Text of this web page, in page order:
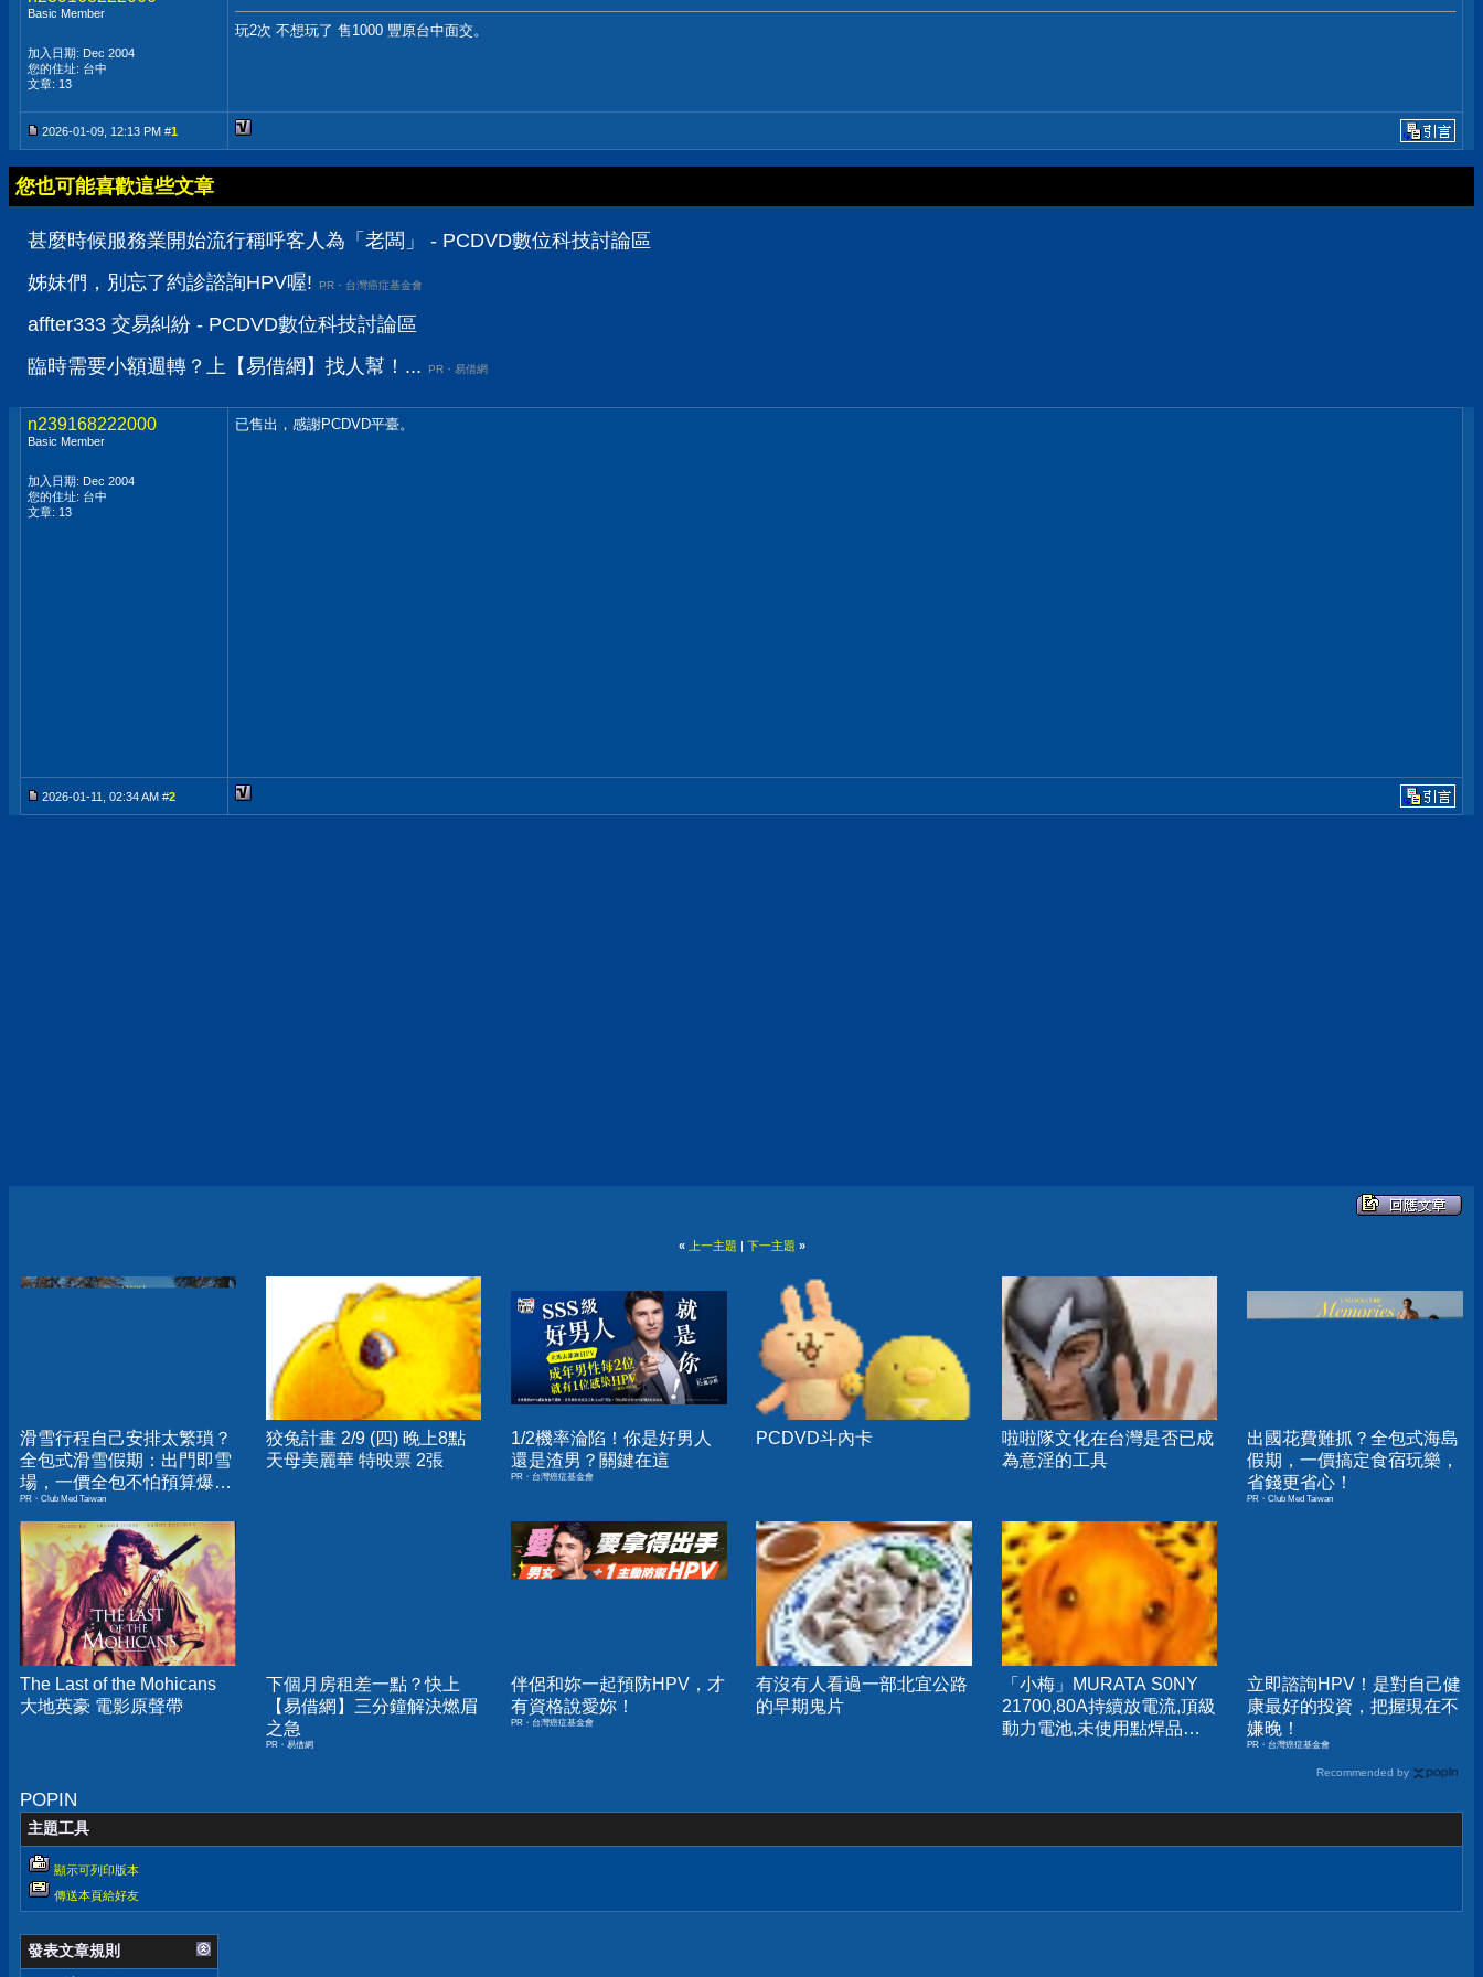
Basic Member
加入日期: Dec 2004
您的住址: 台中
文章: 13
玩2次 不想玩了 售1000 豐原台中面交。
2026-01-09, 12:13 PM #1
您也可能喜歡這些文章
甚麼時候服務業開始流行稱呼客人為「老闆」 - PCDVD數位科技討論區
姊妹們，別忘了約診諮詢HPV喔!
PR・台灣癌症基金會
affter333 交易糾紛 - PCDVD數位科技討論區
臨時需要小額週轉？上【易借網】找人幫！...
PR・易借網
n239168222000
Basic Member
加入日期: Dec 2004
您的住址: 台中
文章: 13
已售出，感謝PCDVD平臺。
2026-01-11, 02:34 AM #2
« 上一主題 | 下一主題 »
滑雪行程自己安排太繁瑣？
全包式滑雪假期：出門即雪
場，一價全包不怕預算爆
表！
PR・Club Med Taiwan
狡兔計畫 2/9 (四) 晚上8點
天母美麗華 特映票 2張
1/2機率淪陷！你是好男人
還是渣男？關鍵在這
PR・台灣癌症基金會
PCDVD斗內卡
啦啦隊文化在台灣是否已成
為意淫的工具
出國花費難抓？全包式海島
假期，一價搞定食宿玩樂，
省錢更省心！
PR・Club Med Taiwan
The Last of the Mohicans
大地英豪 電影原聲帶
下個月房租差一點？快上
【易借網】三分鐘解決燃眉
之急
PR・易借網
伴侶和妳一起預防HPV，才
有資格說愛妳！
PR・台灣癌症基金會
有沒有人看過一部北宜公路
的早期鬼片
「小梅」MURATA S0NY
21700,80A持續放電流,頂級
動力電池,未使用點焊品
立即諮詢HPV！是對自己健
康最好的投資，把握現在不
嫌晚！
PR・台灣癌症基金會
Recommended by
POPIN
主題工具
顯示可列印版本
傳送本頁給好友
發表文章規則